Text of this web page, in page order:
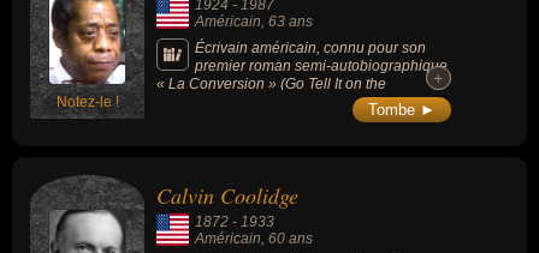
jour férié aux États-Unis.
mouvement), une possible implication du FBI
est évoquée.
Notez-le !
1924 - 1987
Américain, 63 ans
Écrivain américain, connu pour son
premier roman semi-autobiographique
« La Conversion » (Go Tell It on the
Mountain), paru en 1953, et sa nouvelle «
Blues pour Sonny » (Sonny's Blues). Ses
sociétés occidentales, en particulier dans
l'Amérique du milieu du XXe siècle.
+
+
Tombe ►
Calvin Coolidge
1872 - 1933
Américain , 60 ans